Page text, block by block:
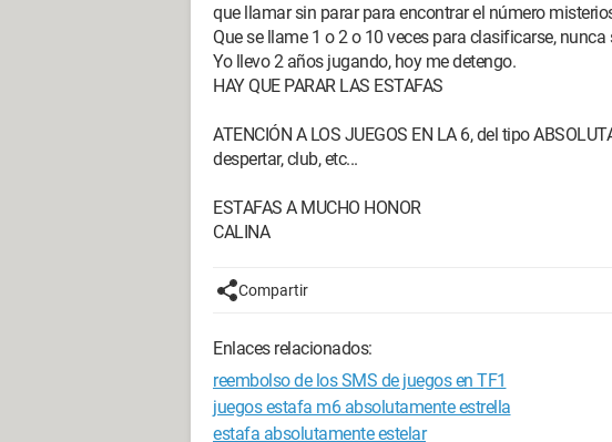
que llamar sin parar para encontrar el número
Que se llame 1 o 2 o 10 veces para clasificarse, nunca
Yo llevo 2 años jugando, hoy me detengo.
HAY QUE PARAR LAS ESTAFAS
ATENCIÓN A LOS JUEGOS EN LA 6, del tipo
despertar, club, etc...
ESTAFAS A MUCHO HONOR
CALINA
Compartir
Enlaces relacionados:
reembolso de los SMS de juegos en TF1
juegos estafa m6 absolutamente estrella
estafa absolutamente estelar